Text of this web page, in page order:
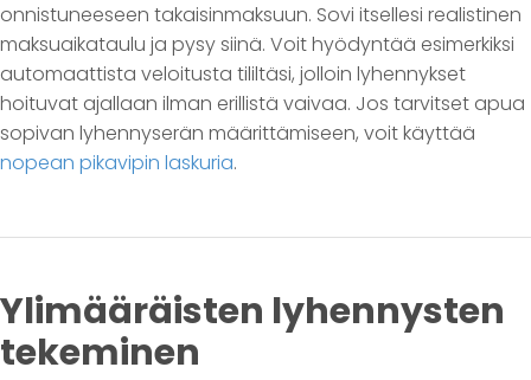
onnistuneeseen takaisinmaksuun. Sovi itsellesi realistinen
maksuaikataulu ja pysy siinä. Voit hyödyntää esimerkiksi
automaattista veloitusta tililtäsi, jolloin lyhennykset
hoituvat ajallaan ilman erillistä vaivaa. Jos tarvitset apua
sopivan lyhennyserän määrittämiseen, voit käyttää
nopean pikavipin laskuria.
Ylimääräisten lyhennysten
tekeminen